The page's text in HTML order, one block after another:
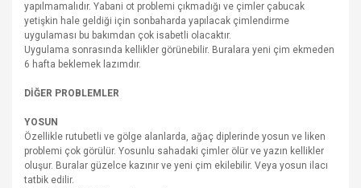
yapılmamalıdır. Yabani ot problemi çıkmadığı ve çimler çabucak
yetişkin hale geldiği için sonbaharda yapılacak çimlendirme
uygulaması bu bakımdan çok isabetli olacaktır.
Uygulama sonrasında kellikler görünebilir. Buralara yeni çim ekmeden
6 hafta beklemek lazımdır.
DİĞER PROBLEMLER
YOSUN
Özellikle rutubetli ve gölge alanlarda, ağaç diplerinde yosun ve liken
problemi çok görülür. Yosunlu sahadaki çimler ölür ve yazın kellikler
oluşur. Buralar güzelce kazınır ve yeni çim ekilebilir. Veya yosun ilacı
tatbik edilir.